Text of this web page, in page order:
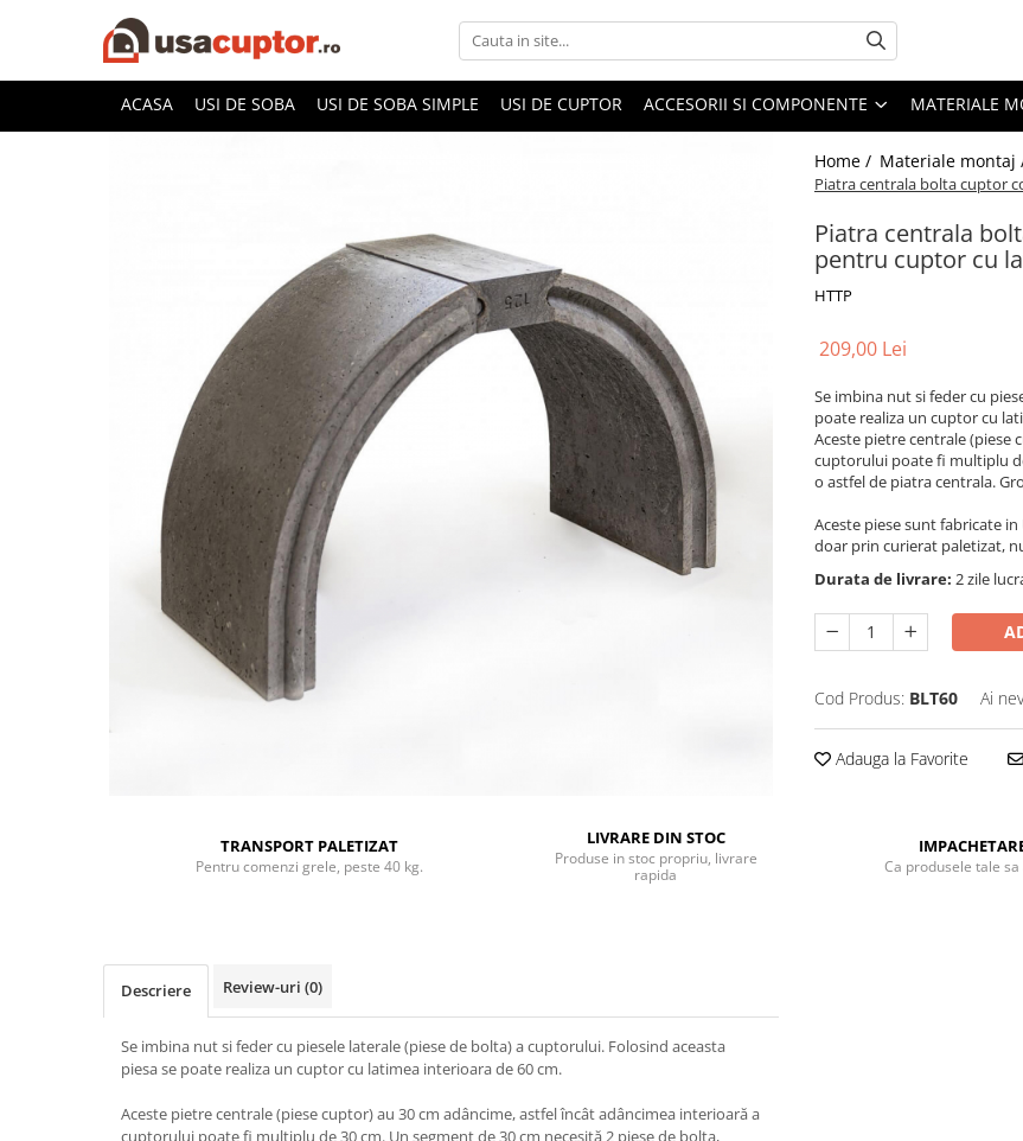
Accesorii si componente
Cuptor soba
ACASA USI DE SOBA USI DE SOBA SIMPLE USI DE CUPTOR ACCESORII SI COMPONENTE MATERIALE
Home / Materiale montaj
Piatra centrala bolta cuptor
Piatra centrala
pentru cuptor cu
HTTP
209,00 Lei
Se imbina nut si feder cu
poate realiza un cuptor cu
Aceste pietre centrale (piese
cuptorului poate fi multiplu
o astfel de piatra centrala.
Aceste piese sunt fabricate
doar prin curierat paletizat,
Durata de livrare: 2 zile
Cod Produs: BLT60 Ai
Adauga la Favorite
TRANSPORT PALETIZAT
Pentru comenzi grele, peste 40 kg.
LIVRARE DIN STOC
Produse in stoc propriu, livrare
rapida
Ca produsele tale
Descriere Review-uri (0)
Se imbina nut si feder cu piesele laterale (piese de bolta) a cuptorului. Folosind aceasta
piesa se poate realiza un cuptor cu latimea interioara de 60 cm.
Aceste pietre centrale (piese cuptor) au 30 cm adâncime, astfel încât adâncimea interioară a
cuptorului poate fi multiplu de 30 cm. Un segment de 30 cm necesită 2 piese de bolta,